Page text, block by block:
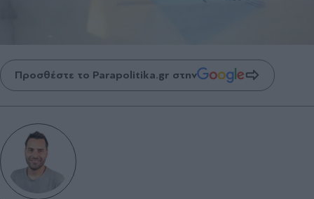
Προσθέστε το Parapolitika.gr στην